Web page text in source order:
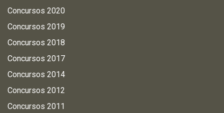
Concursos 2020
Concursos 2019
Concursos 2018
Concursos 2017
Concursos 2014
Concursos 2012
Concursos 2011